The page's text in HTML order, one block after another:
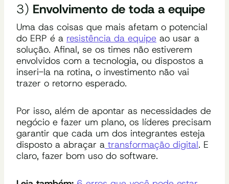
3) Envolvimento de toda a equipe
Uma das coisas que mais afetam o potencial
do ERP é a resistência da equipe ao usar a
solução. Afinal, se os times não estiverem
envolvidos com a tecnologia, ou dispostos a
inseri-la na rotina, o investimento não vai
trazer o retorno esperado.
Por isso, além de apontar as necessidades de
negócio e fazer um plano, os líderes precisam
garantir que cada um dos integrantes esteja
disposto a abraçar a transformação digital. E
claro, fazer bom uso do software.